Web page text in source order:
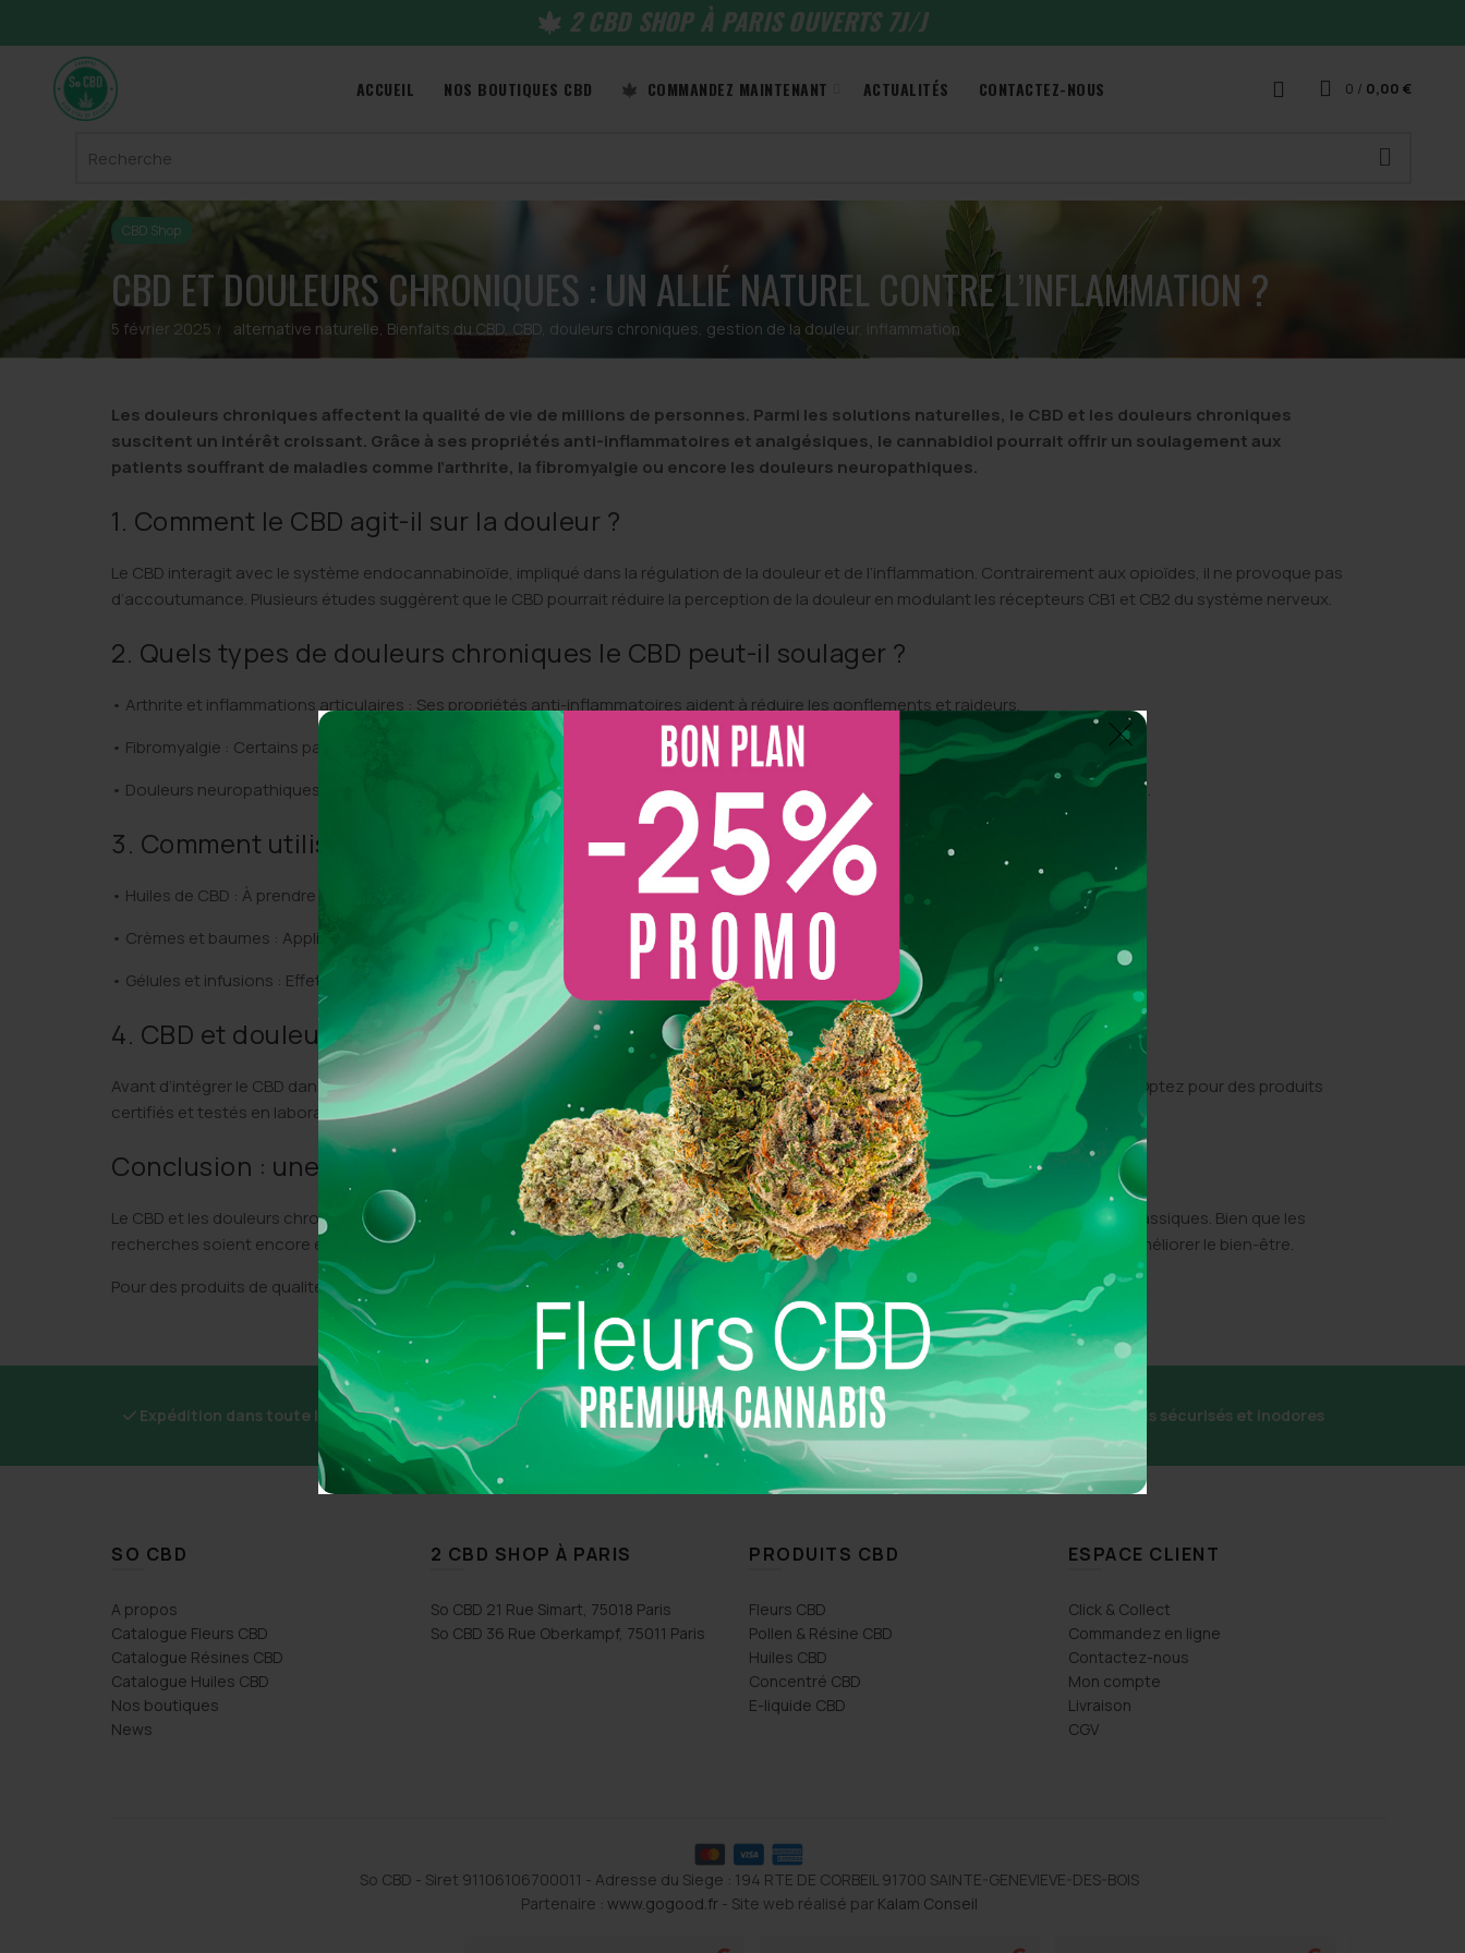
2 CBD SHOP À PARIS OUVERTS 7J/J
ACCUEIL NOS BOUTIQUES CBD COMMANDEZ MAINTENANT ACTUALITÉS CONTACTEZ-NOUS 0 / 0,00 €
for:
CBD Shop
CBD ET DOULEURS CHRONIQUES : UN ALLIÉ NATUREL CONTRE L’INFLAMMATION ?
5 février 2025 alternative naturelle, Bienfaits du CBD, CBD douleurs chroniques, gestion de la douleur, inflammation
Les douleurs chroniques affectent la qualité de vie de millions de personnes. Parmi les solutions naturelles, le CBD et les douleurs chroniques
suscitent un intérêt croissant. Grâce à ses propriétés anti-inflammatoires et analgésiques, le cannabidiol pourrait offrir un soulagement aux
patients souffrant de maladies comme l’arthrite, la fibromyalgie ou encore les douleurs neuropathiques.
1. Comment le CBD agit-il sur la douleur ?
Le CBD interagit avec le système endocannabinoïde, impliqué dans la régulation de la douleur et de l’inflammation. Contrairement aux opioïdes, il ne provoque pas
d’accoutumance. Plusieurs études suggèrent que le CBD pourrait réduire la perception de la douleur en modulant les récepteurs CB1 et CB2 du système nerveux.
2. Quels types de douleurs chroniques le CBD peut-il soulager ?
• Arthrite et inflammations articulaires : Ses propriétés anti-inflammatoires aident à réduire les gonflements et raideurs.
• Fibromyalgie : Certains patients rapportent une diminution des douleurs diffuses et une meilleure gestion du stress.
• Douleurs neuropathiques : Le CBD pourrait limiter les sensations de brûlures et picotements souvent associées aux lésions nerveuses.
3. Comment utiliser le CBD pour apaiser les douleurs ?
• Huiles de CBD : À prendre sous la langue pour une absorption rapide.
• Crèmes et baumes : Application locale sur les zones douloureuses.
• Gélules et infusions : Effet plus progressif mais durable.
4. CBD et douleurs chroniques : précautions à prendre
Avant d’intégrer le CBD dans votre routine, consultez un professionnel de santé, surtout si vous suivez un traitement médicamenteux. Optez pour des produits
certifiés et testés en laboratoire pour garantir leur qualité et leur efficacité.
Conclusion : une alternative naturelle prometteuse
Le CBD et les douleurs chroniques forment une combinaison intéressante pour ceux qui recherchent une alternative aux traitements classiques. Bien que les
recherches soient encore en cours, de nombreux témoignages et études suggèrent un potentiel réel pour soulager l’inflammation et améliorer le bien-être.
Pour des produits de qualité, consultez
GoGood.
Expédition dans toute la France Livraison en 24h Paiement en ligne 100 % sécurisé Colis sécurisés et inodores
SO CBD
A propos
Catalogue Fleurs CBD
Catalogue Résines CBD
Catalogue Huiles CBD
Nos boutiques
News
2 CBD SHOP À PARIS
So CBD 21 Rue Simart, 75018 Paris
So CBD 36 Rue Oberkampf, 75011 Paris
PRODUITS CBD
Fleurs CBD
Pollen & Résine CBD
Huiles CBD
Concentré CBD
E-liquide CBD
ESPACE CLIENT
Click & Collect
Commandez en ligne
Contactez-nous
Mon compte
Livraison
CGV
So CBD - Siret 91106106700011 - Adresse du Siege : 194 RTE DE CORBEIL 91700 SAINTE-GENEVIEVE-DES-BOIS
Partenaire : www.gogood.fr- Site web réalisé par Kalam Conseil